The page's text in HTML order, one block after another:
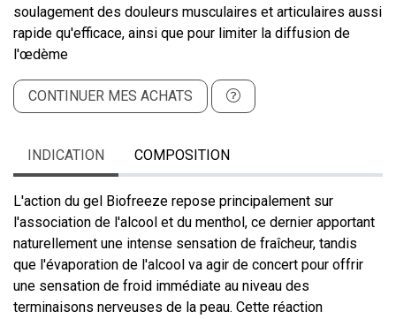
soulagement des douleurs musculaires et articulaires aussi
rapide qu'efficace, ainsi que pour limiter la diffusion de
l'œdème
CONTINUER MES ACHATS
INDICATION COMPOSITION
L'action du gel Biofreeze repose principalement sur
l'association de l'alcool et du menthol, ce dernier apportant
naturellement une intense sensation de fraîcheur, tandis
que l'évaporation de l'alcool va agir de concert pour offrir
une sensation de froid immédiate au niveau des
terminaisons nerveuses de la peau. Cette réaction